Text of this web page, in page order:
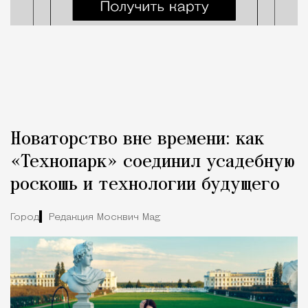
Новаторство вне времени: как
«Технопарк» соединил усадебную
роскошь и технологии будущего
Город Редакция Москвич Mag